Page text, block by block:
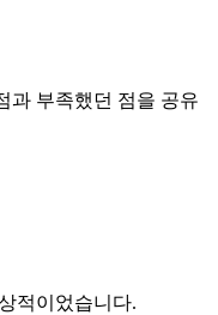
과 부족했던 점을 공유
적이었습니다.